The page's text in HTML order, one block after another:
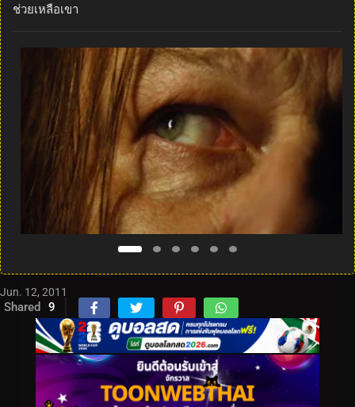
ช่วยเหลือเขา
Jun. 12, 2011
Shared 9